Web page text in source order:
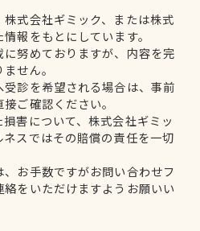
式会社ギミック、または株式
報をもとにしています。
努めておりますが、内容を完
せん。
診を希望される場合は、事前
ご確認ください。
害について、株式会社ギミッ
スではその賠償の責任を一切
お手数ですがお問い合わせフ
をいただけますようお願いい